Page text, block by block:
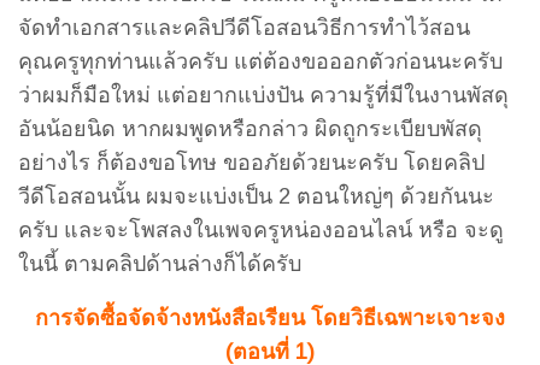
จัดทำเอกสารและคลิปวีดีโอสอนวิธีการทำไว้สอน
คุณครูทุกท่านแล้วครับ แต่ต้องขอออกตัวก่อนนะครับ
ว่าผมก็มือใหม่ แต่อยากแบ่งปัน ความรู้ที่มีในงานพัสดุ
อันน้อยนิด หากผมพูดหรือกล่าว ผิดถูกระเบียบพัสดุ
อย่างไร ก็ต้องขอโทษ ขออภัยด้วยนะครับ โดยคลิป
วีดีโอสอนนั้น ผมจะแบ่งเป็น 2 ตอนใหญ่ๆ ด้วยกันนะ
ครับ และจะโพสลงในเพจครูหน่องออนไลน์ หรือ จะดู
ในนี้ ตามคลิปด้านล่างก็ได้ครับ
การจัดซื้อจัดจ้างหนังสือเรียน โดยวิธีเฉพาะเจาะจง
(ตอนที่ 1)